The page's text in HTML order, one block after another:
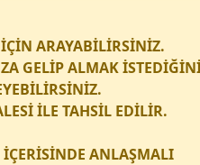
ARAYABİLİRSİNİZ.
GELİP ALMAK
İLE TAHSİL EDİLİR.
ANLAŞMALI